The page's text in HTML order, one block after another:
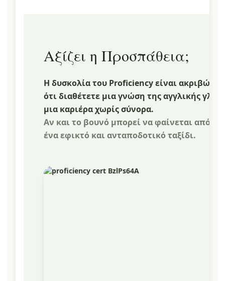
Αξίζει η Προσπάθεια;
Η δυσκολία του Proficiency είναι ακριβώς
ότι διαθέτετε μια γνώση της αγγλικής
μια καριέρα χωρίς σύνορα.
Αν και το βουνό μπορεί να φαίνεται
ένα εφικτό και ανταποδοτικό ταξίδι.